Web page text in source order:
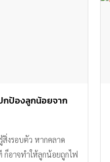
กป้องลูกน้อยจาก
สิ่งรอบตัว หากคลาด
ก็อาจทำให้ลูกน้อยถูกไฟ